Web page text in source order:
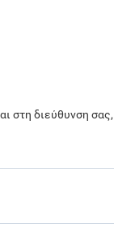
στη διεύθυνση